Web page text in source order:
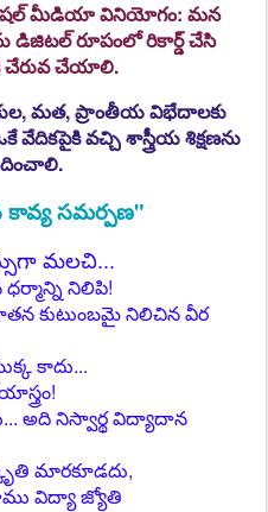
మీడియా వినియోగం: మన
రూపంలో రికార్డ్ చేసి
చేరువ చేయాలి.
మత, ప్రాంతీయ విభేదాలకు
వేదికపైకి వచ్చి శాస్త్రీయ శిక్షణను
కావ్య సమర్పణ"
మలచి...
నిలిపి!
కుటుంబమై నిలిచిన వీర
కాదు...
అది నిస్వార్థ విద్యాదాన
మారకూడదు,
విద్యా జ్యోతి